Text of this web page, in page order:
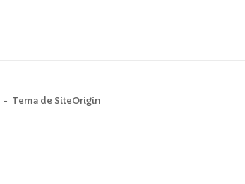
Tema de SiteOrigin